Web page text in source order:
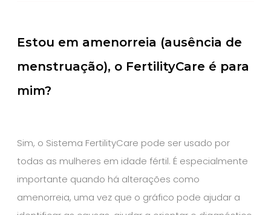
Estou em amenorreia (ausência de
menstruação), o FertilityCare é para
mim?
Sim, o Sistema FertilityCare pode ser usado por
todas as mulheres em idade fértil. É especialmente
importante quando há alterações como
amenorreia, uma vez que o gráfico pode ajudar a